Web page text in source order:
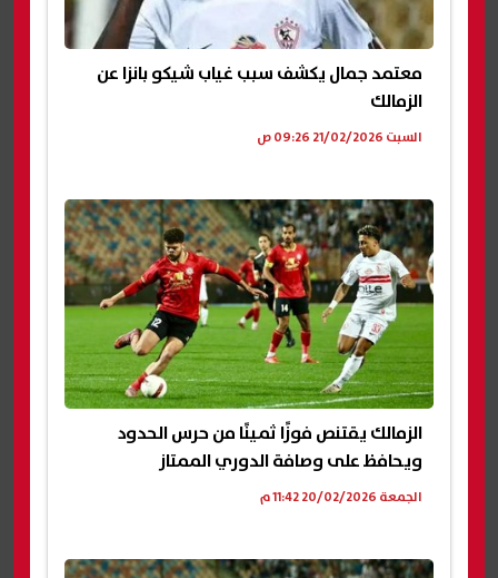
معتمد جمال يكشف سبب غياب شيكو بانزا عن
الزمالك
السبت 21/02/2026 09:26 ص
الزمالك يقتنص فوزًا ثمينًا من حرس الحدود
ويحافظ على وصافة الدوري الممتاز
الجمعة 20/02/2026 11:42 م